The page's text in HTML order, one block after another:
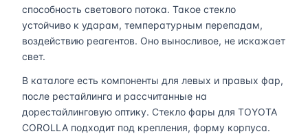
способность светового потока. Такое стекло
устойчиво к ударам, температурным перепадам,
воздействию реагентов. Оно выносливое, не искажает
свет.
В каталоге есть компоненты для левых и правых фар,
после рестайлинга и рассчитанные на
дорестайлинговую оптику. Стекло фары для TOYOTA
COROLLA подходит под крепления, форму корпуса.